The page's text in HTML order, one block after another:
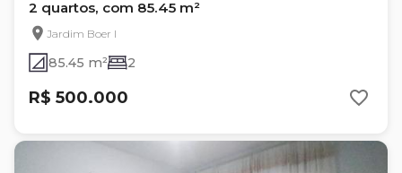
2 quartos, com 85.45 m²
Jardim Boer I
85.45 m² 2
R$ 500.000